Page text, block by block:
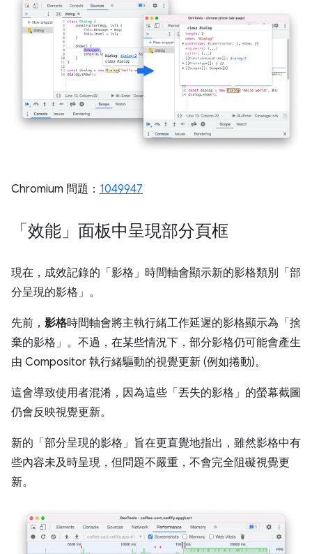
Chromium 問題： 1049947
「效能」面板中呈現部分頁框
現在，成效記錄的「影格」 時間軸會顯示新的影格類別「部
分呈現的影格」。
先前， 影格時間軸會將主執行緒工作延遲的影格顯示為「捨
棄的影格」。不過，在某些情況下，部分影格仍可能會產生
由 Compositor 執行緒驅動的視覺更新 (例如捲動)。
這會導致使用者混淆，因為這些「丟失的影格」的螢幕截圖
仍會反映視覺更新。
新的「部分呈現的影格」旨在更直覺地指出，雖然影格中有
些內容未及時呈現，但問題不嚴重，不會完全阻礙視覺更
新。